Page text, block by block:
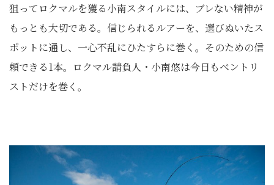
狙ってロクマルを獲る小南スタイルには、ブレない精神が
もっとも大切である。信じられるルアーを、選びぬいたス
ポットに通し、一心不乱にひたすらに巻く。そのための信
頼できる1本。ロクマル請負人・小南悠は今日もベントリ
ストだけを巻く。